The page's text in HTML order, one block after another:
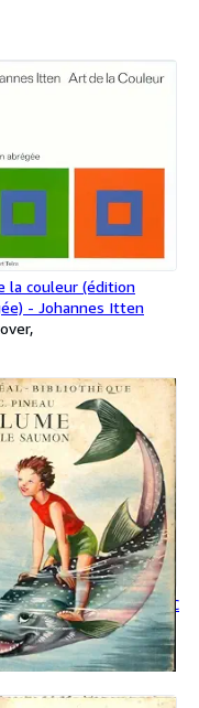
la couleur (édition
- Johannes Itten
et le saumon - Pineau C